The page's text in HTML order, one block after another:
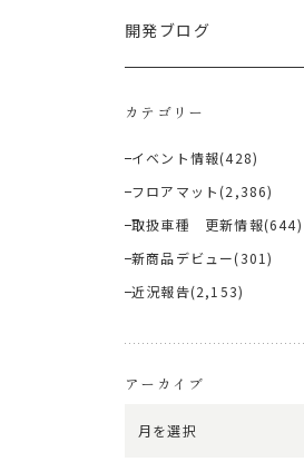
開発ブログ
カテゴリー
イベント情報(428)
フロアマット (2,386)
取扱車種 更新情報(644)
新商品デビュー(301)
近況報告(2,153)
アーカイブ